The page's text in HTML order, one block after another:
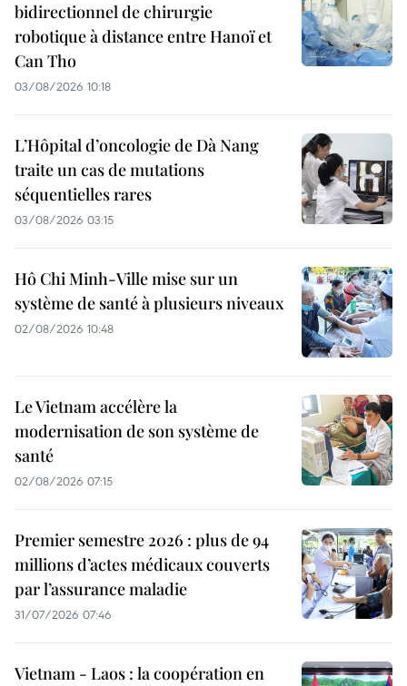
bidirectionnel de chirurgie
robotique à distance entre Hanoï et
Can Tho
03/08/2026 10:18
L’Hôpital d’oncologie de Dà Nang
traite un cas de mutations
séquentielles rares
03/08/2026 03:15
Hô Chi Minh-Ville mise sur un
système de santé à plusieurs niveaux
02/08/2026 10:48
Le Vietnam accélère la
modernisation de son système de
santé
02/08/2026 07:15
Premier semestre 2026 : plus de 94
millions d’actes médicaux couverts
par l’assurance maladie
31/07/2026 07:46
Vietnam - Laos : la coopération en